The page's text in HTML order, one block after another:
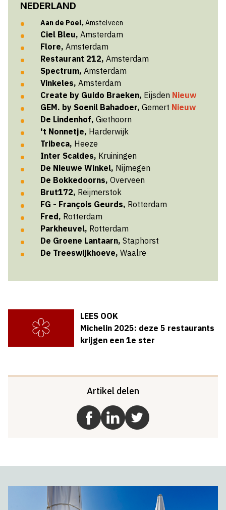
NEDERLAND
Aan de Poel,Amstelveen
Ciel Bleu, Amsterdam
Flore, Amsterdam
Restaurant 212, Amsterdam
Spectrum, Amsterdam
Vinkeles, Amsterdam
Create by Guido Braeken, Eijsden Nieuw
GEM. by Soenil Bahadoer, Gemert Nieuw
De Lindenhof, Giethoorn
't Nonnetje, Harderwijk
Tribeca, Heeze
Inter Scaldes, Kruiningen
De Nieuwe Winkel, Nijmegen
De Bokkedoorns, Overveen
Brut172, Reijmerstok
FG - François Geurds, Rotterdam
Fred, Rotterdam
Parkheuvel, Rotterdam
De Groene Lantaarn, Staphorst
De Treeswijkhoeve, Waalre
LEES OOK
Michelin 2025: deze 5 restaurants
krijgen een 1e ster
Artikel delen